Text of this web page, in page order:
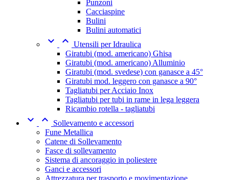
Punzoni
Cacciaspine
Bulini
Bulini automatici
  Utensili per Idraulica
Giratubi (mod. americano) Ghisa
Giratubi (mod. americano) Alluminio
Giratubi (mod. svedese) con ganasce a 45°
Giratubi mod. leggero con ganasce a 90°
Tagliatubi per Acciaio Inox
Tagliatubi per tubi in rame in lega leggera
Ricambio rotella - tagliatubi
 
Sollevamento e accessori
Fune Metallica
Catene di Sollevamento
Fasce di sollevamento
Sistema di ancoraggio in poliestere
Ganci e accessori
Attrezzatura per trasporto e movimentazione